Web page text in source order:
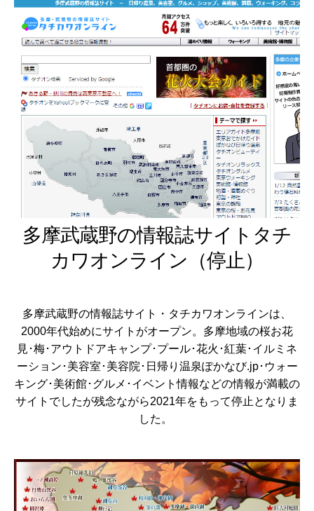
多摩武蔵野の情報誌サイトタチ
カワオンライン（停止）
多摩武蔵野の情報誌サイト・タチカワオンラインは、
2000年代始めにサイトがオープン。多摩地域の桜お花
見･梅･アウトドアキャンプ･プール･花火･紅葉･イルミネ
ーション･美容室･美容院･日帰り温泉ぽかなび.jp･ウォー
キング･美術館･グルメ･イベント情報などの情報が満載の
サイトでしたが残念ながら2021年をもって停止となりま
した。